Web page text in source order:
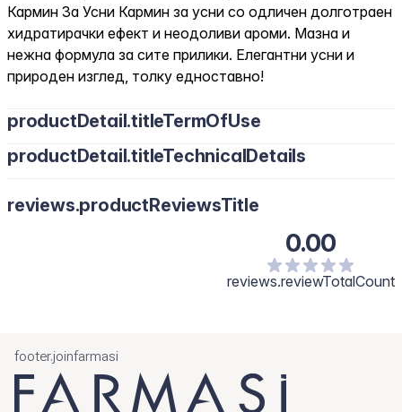
Кармин За Усни Кармин за усни со одличен долготраен
хидратирачки ефект и неодоливи ароми. Мазна и
нежна формула за сите прилики. Елегантни усни и
природен изглед, толку едноставно!
productDetail.titleTermOfUse
productDetail.titleTechnicalDetails
reviews.productReviewsTitle
0.00
reviews.reviewTotalCount
footer.joinfarmasi